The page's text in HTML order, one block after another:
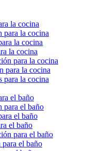
la cocina
para la cocina
la cocina
la cocina
para la cocina
para la cocina
para la cocina
el baño
para el baño
el baño
el baño
para el baño
el baño